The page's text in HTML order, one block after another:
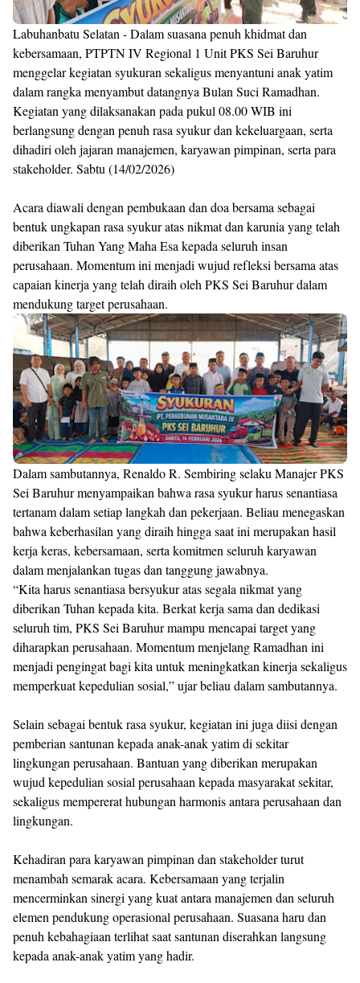
Labuhanbatu Selatan - Dalam suasana penuh khidmat dan
kebersamaan, PTPTN IV Regional 1 Unit PKS Sei Baruhur
menggelar kegiatan syukuran sekaligus menyantuni anak yatim
dalam rangka menyambut datangnya Bulan Suci Ramadhan.
Kegiatan yang dilaksanakan pada pukul 08.00 WIB ini
berlangsung dengan penuh rasa syukur dan kekeluargaan, serta
dihadiri oleh jajaran manajemen, karyawan pimpinan, serta para
stakeholder. Sabtu (14/02/2026)
Acara diawali dengan pembukaan dan doa bersama sebagai
bentuk ungkapan rasa syukur atas nikmat dan karunia yang telah
diberikan Tuhan Yang Maha Esa kepada seluruh insan
perusahaan. Momentum ini menjadi wujud refleksi bersama atas
capaian kinerja yang telah diraih oleh PKS Sei Baruhur dalam
mendukung target perusahaan.
Dalam sambutannya, Renaldo R. Sembiring selaku Manajer PKS
Sei Baruhur menyampaikan bahwa rasa syukur harus senantiasa
tertanam dalam setiap langkah dan pekerjaan. Beliau menegaskan
bahwa keberhasilan yang diraih hingga saat ini merupakan hasil
kerja keras, kebersamaan, serta komitmen seluruh karyawan
dalam menjalankan tugas dan tanggung jawabnya.
“Kita harus senantiasa bersyukur atas segala nikmat yang
diberikan Tuhan kepada kita. Berkat kerja sama dan dedikasi
seluruh tim, PKS Sei Baruhur mampu mencapai target yang
diharapkan perusahaan. Momentum menjelang Ramadhan ini
menjadi pengingat bagi kita untuk meningkatkan kinerja sekaligus
memperkuat kepedulian sosial,” ujar beliau dalam sambutannya.
Selain sebagai bentuk rasa syukur, kegiatan ini juga diisi dengan
pemberian santunan kepada anak-anak yatim di sekitar
lingkungan perusahaan. Bantuan yang diberikan merupakan
wujud kepedulian sosial perusahaan kepada masyarakat sekitar,
sekaligus mempererat hubungan harmonis antara perusahaan dan
lingkungan.
Kehadiran para karyawan pimpinan dan stakeholder turut
menambah semarak acara. Kebersamaan yang terjalin
mencerminkan sinergi yang kuat antara manajemen dan seluruh
elemen pendukung operasional perusahaan. Suasana haru dan
penuh kebahagiaan terlihat saat santunan diserahkan langsung
kepada anak-anak yatim yang hadir.